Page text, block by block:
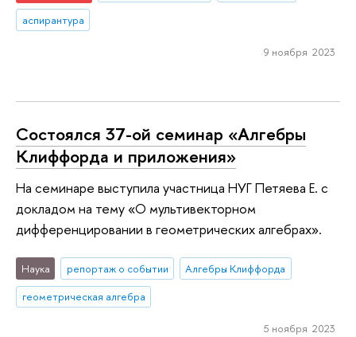
аспирантура
9 ноября 2023
Состоялся 37-ой семинар «Алгебры
Клиффорда и приложения»
На семинаре выступила участница НУГ Петяева Е. с
докладом на тему «О мультивекторном
дифференцировании в геометрических алгебрах».
Наука репортаж о событии
Алгебры Клиффорда
геометрическая алгебра
5 ноября 2023